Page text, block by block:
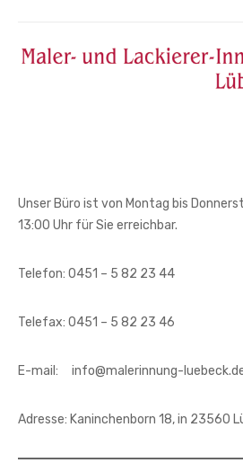
Unser Büro ist von Montag bis
13:00 Uhr für Sie erreichbar.
Telefon: 0451 – 5 82 23 44
Telefax: 0451 – 5 82 23 46
E-mail: info@malerinnung-
Adresse: Kaninchenborn 18, in 23560